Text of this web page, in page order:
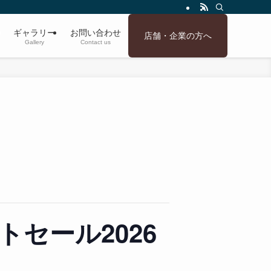
ギャラリー
Gallery
お問い合わせ
Contact us
店舗・企業の方へ
セール2026